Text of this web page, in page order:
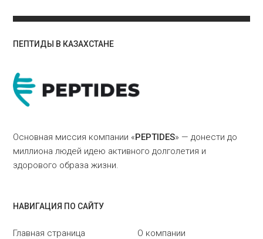
ПЕПТИДЫ В КАЗАХСТАНЕ
Основная миссия компании «PEPTIDES» — донести до
миллиона людей идею активного долголетия и
здорового образа жизни.
НАВИГАЦИЯ ПО САЙТУ
Главная страница
О компании